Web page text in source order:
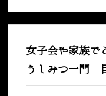
女子会や家族で
うしみつ一門